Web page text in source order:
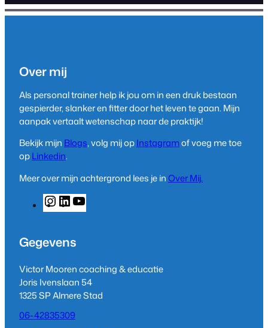
Over mij
Als personal trainer help ik jou om in een druk bestaan
gespierder, slanker en fitter door het leven te gaan. Mijn
aanpak vertaalt wetenschap naar de praktijk!
Bekijk mijn Blogs, volg mij opInstagramof voeg me toe
opLinkedin.
Meer over mijn achtergrond lees je inOver Mij.
n
t
g
r
a
L
i
k
d
I
n
o
b
e
Gegevens
Victor Mooren coaching & educatie
Joris Ivenslaan 54
1325 SP Almere Stad
06-42835309